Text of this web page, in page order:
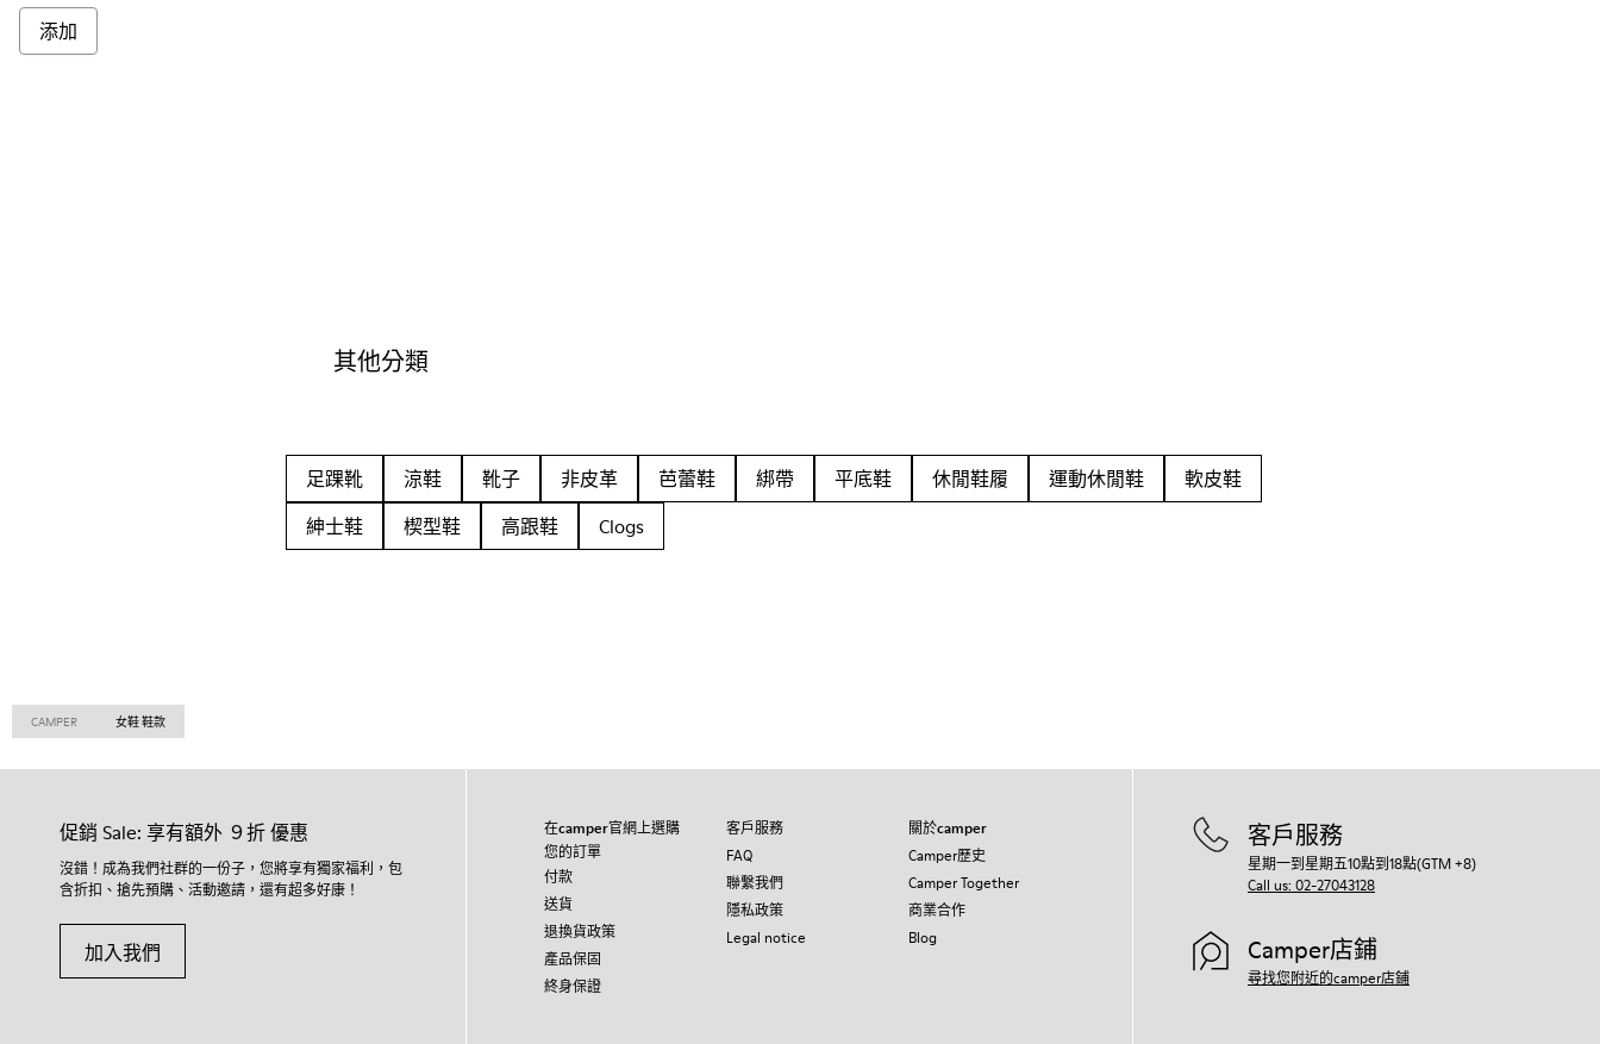
添加
其他分類
足踝靴 涼鞋 靴子 非皮革 芭蕾鞋 綁帶 平底鞋 休閒鞋履 運動休閒鞋
軟皮鞋
紳士鞋
楔型鞋 高跟鞋 Clogs
CAMPER 女鞋 鞋款
促銷 Sale: 享有額外 ９折 優惠
沒錯！成為我們社群的一份子，您將享有獨家福利，包
含折扣、搶先預購、活動邀請，還有超多好康！
加入我們
在camper官網上選購
您的訂單
付款
送貨
退換貨政策
產品保固
終身保證
客戶服務
FAQ
聯繫我們
隱私政策
Legal notice
關於camper
Camper歷史
Camper Together
商業合作
Blog
客戶服務
星期一到星期五10點到18點(GTM +8)
Call us: 02-27043128
Camper店鋪
尋找您附近的camper店鋪